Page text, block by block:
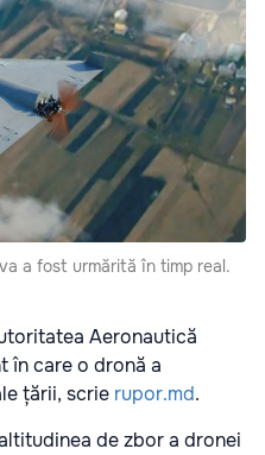
a fost urmărită în timp real.
Aeronautică
în care o dronă a
țării, scrie rupor.md.
de zbor a dronei